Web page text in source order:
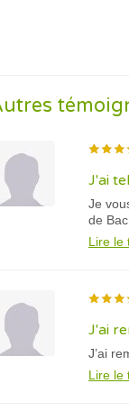
J'ai
Je
de
Lire le
J'ai
J’ai
Lire le